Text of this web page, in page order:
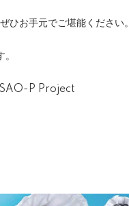
ひお手元でご堪能ください。
P Project